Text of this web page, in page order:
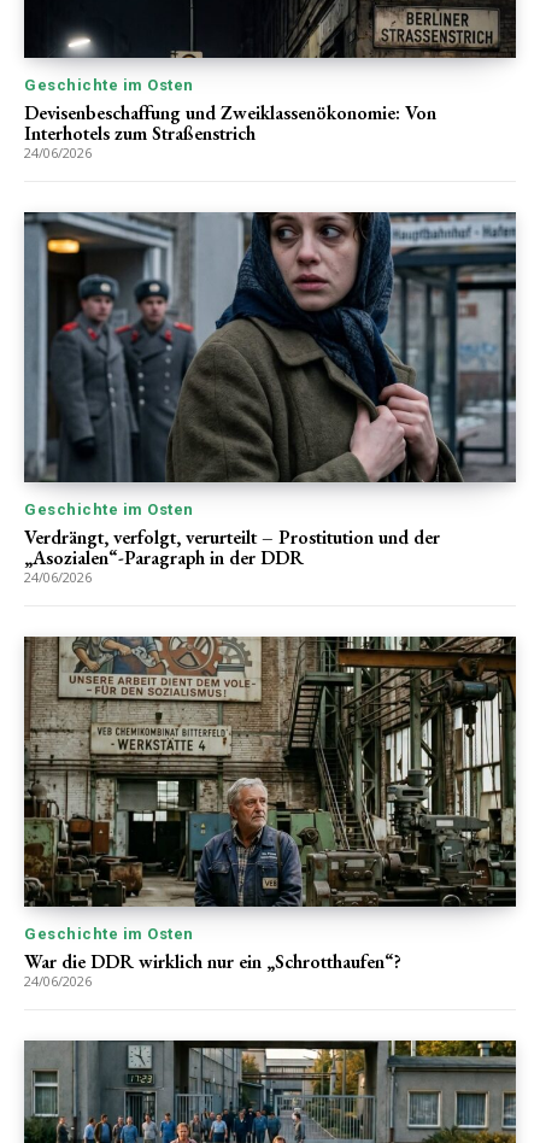
Geschichte im Osten
Devisenbeschaffung und Zweiklassenökonomie: Von
Interhotels zum Straßenstrich
24/06/2026
Geschichte im Osten
Verdrängt, verfolgt, verurteilt – Prostitution und der
„Asozialen“-Paragraph in der DDR
24/06/2026
Geschichte im Osten
War die DDR wirklich nur ein „Schrotthaufen“?
24/06/2026